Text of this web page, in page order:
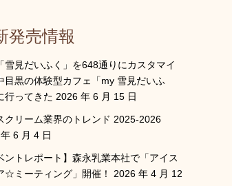
発売情報
雪見だいふく」を648通りにカスタマイ
目黒の体験型カフェ「my 雪見だいふ
行ってきた 2026 年 6 月 15 日
クリーム業界のトレンド 2025-2026
6 月 4 日
ントレポート】森永乳業本社で「アイス
☆ミーティング」開催！
2026 年 4 月 12